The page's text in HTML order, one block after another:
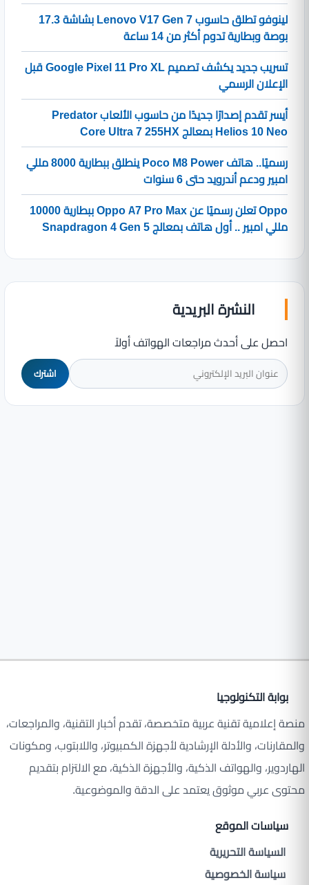
لينوفو تطلق حاسوب Lenovo V17 Gen 7 بشاشة 17.3
بوصة وبطارية تدوم أكثر من 14 ساعة
تسريب جديد يكشف تصميم Google Pixel 11 Pro XL قبل
الإعلان الرسمي
أيسر تقدم إصدارًا جديدًا من حاسوب الألعاب Predator
Helios 10 Neo بمعالج Core Ultra 7 255HX
رسميًا.. هاتف Poco M8 Power ينطلق ببطارية 8000 مللي
امبير ودعم أندرويد حتى 6 سنوات
Oppo تعلن رسميًا عن Oppo A7 Pro Max ببطارية 10000
مللي امبير .. أول هاتف بمعالج Snapdragon 4 Gen 5
النشرة البريدية
احصل على أحدث مراجعات الهواتف أولاً
اشترك
بوابة التكنولوجيا
منصة إعلامية تقنية عربية متخصصة، تقدم أخبار التقنية، والمراجعات،
والمقارنات، والأدلة الإرشادية لأجهزة الكمبيوتر، واللابتوب، ومكونات
الهاردوير، والهواتف الذكية، والأجهزة الذكية، مع الالتزام بتقديم
محتوى عربي موثوق يعتمد على الدقة والموضوعية.
سياسات الموقع
السياسة التحريرية
سياسة الخصوصية